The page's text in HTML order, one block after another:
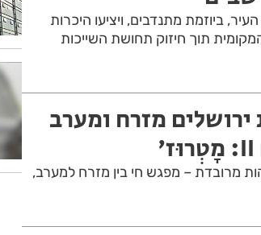
ביוזמת מתנדבים, ויציעו היכרות
תוך חיזוק תחושת השייכות
מזרח ומערב
של זהות מרובדת – מפגש חי בין מזרח למערב,